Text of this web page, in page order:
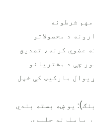
شرطونه
د محصولاتو
عضوي کرنه، تصدیق
چې د مشتریانو
مارکیټ کې خپل
یو ښه بسته بندي
پاملرنه جلبوي